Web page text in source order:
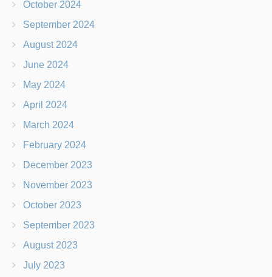
October 2025
September 2025
July 2025
June 2025
April 2025
March 2025
February 2025
January 2025
November 2024
October 2024
September 2024
August 2024
June 2024
May 2024